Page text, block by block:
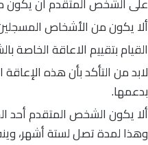
ألا يكون من الأشخاص
القيام بتقييم الاعاقة الخاصة
لابد من التأكد بأن هذه
بدعمها.
ألا يكون الشخص المتقدم أحد
وهذا لمدة تصل لستة أشهر،